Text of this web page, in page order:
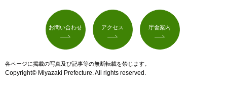
お問い合わせ アクセス 庁舎案内
各ページに掲載の写真及び記事等の無断転載を禁じます。
Copyright© Miyazaki Prefecture. All rights reserved.